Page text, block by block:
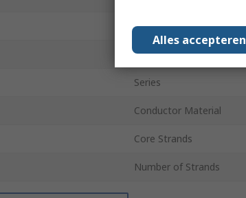
Jacket Material
Size of Strands
Series
Conductor Material
Core Strands
Number of Strands
Alles accepteren